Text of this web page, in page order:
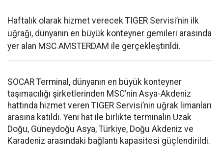
Haftalık olarak hizmet verecek TIGER Servisi’nin ilk
uğrağı, dünyanın en büyük konteyner gemileri arasında
yer alan MSC AMSTERDAM ile gerçekleştirildi.
SOCAR Terminal, dünyanın en büyük konteyner
taşımacılığı şirketlerinden MSC’nin Asya-Akdeniz
hattında hizmet veren TIGER Servisi’nin uğrak limanları
arasına katıldı. Yeni hat ile birlikte terminalin Uzak
Doğu, Güneydoğu Asya, Türkiye, Doğu Akdeniz ve
Karadeniz arasındaki bağlantı kapasitesi güçlendirildi.